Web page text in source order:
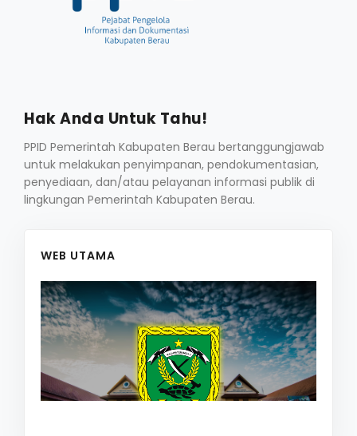
Hak Anda Untuk Tahu!
PPID Pemerintah Kabupaten Berau bertanggungjawab
untuk melakukan penyimpanan, pendokumentasian,
penyediaan, dan/atau pelayanan informasi publik di
lingkungan Pemerintah Kabupaten Berau.
WEB UTAMA